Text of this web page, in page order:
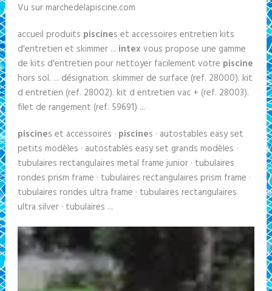
Vu sur marchedelapiscine.com
accueil produits piscines et accessoires entretien kits
d'entretien et skimmer ... intex vous propose une gamme
de kits d'entretien pour nettoyer facilement votre piscine
hors sol. ... désignation. skimmer de surface (ref. 28000). kit
d entretien (ref. 28002). kit d entretien vac + (ref. 28003).
filet de rangement (ref. 59691) ...
piscines et accessoires · piscines · autostables easy set
petits modèles · autostables easy set grands modèles ·
tubulaires rectangulaires metal frame junior · tubulaires
rondes prism frame · tubulaires rectangulaires prism frame ·
tubulaires rondes ultra frame · tubulaires rectangulaires
ultra silver · tubulaires ...